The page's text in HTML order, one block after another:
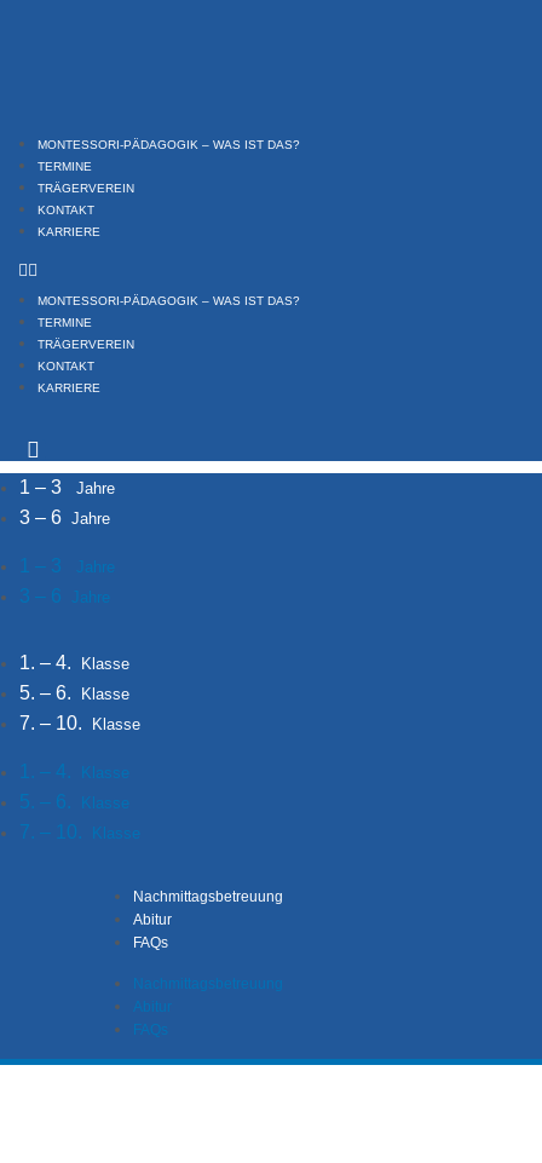
MONTESSORI-PÄDAGOGIK – WAS IST DAS?
TERMINE
TRÄGERVEREIN
KONTAKT
KARRIERE
MONTESSORI-PÄDAGOGIK – WAS IST DAS?
TERMINE
TRÄGERVEREIN
KONTAKT
KARRIERE
1 – 3 Jahre
3 – 6 Jahre
1 – 3 Jahre
3 – 6 Jahre
1. – 4. Klasse
5. – 6. Klasse
7. – 10. Klasse
1. – 4. Klasse
5. – 6. Klasse
7. – 10. Klasse
Nachmittagsbetreuung
Abitur
FAQs
Nachmittagsbetreuung
Abitur
FAQs